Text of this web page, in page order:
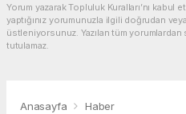
Yorum yazarak Topluluk Kuralları’nı
yaptığınız yorumunuzla ilgili doğrudan
üstleniyorsunuz. Yazılan tüm
tutulamaz.
Anasayfa Haber